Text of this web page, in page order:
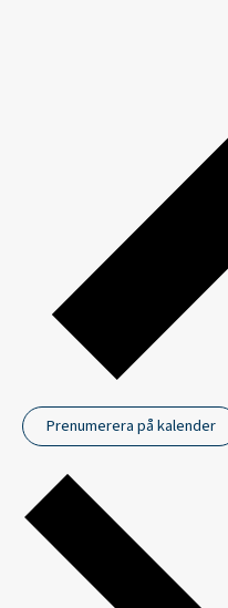
Prenumerera på kalender